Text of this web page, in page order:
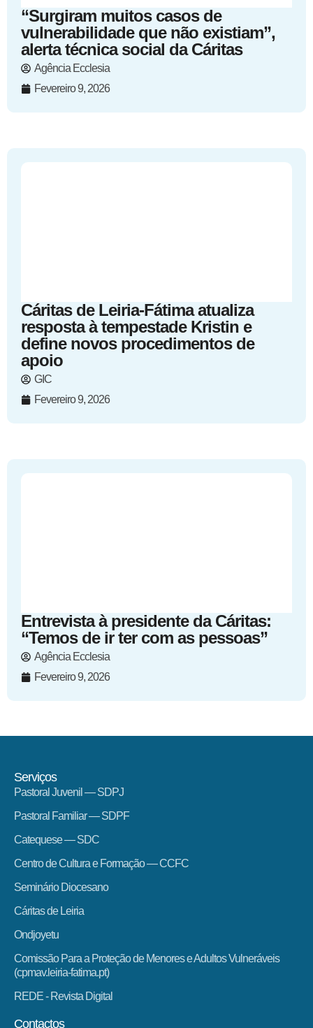
“Surgiram muitos casos de
vulnerabilidade que não existiam”,
alerta técnica social da Cáritas
Agência Ecclesia
Fevereiro 9, 2026
Cáritas de Leiria-Fátima atualiza
resposta à tempestade Kristin e
define novos procedimentos de
apoio
GIC
Fevereiro 9, 2026
Entrevista à presidente da Cáritas:
“Temos de ir ter com as pessoas”
Agência Ecclesia
Fevereiro 9, 2026
Serviços
Pastoral Juvenil — SDPJ
Pastoral Familiar — SDPF
Catequese — SDC
Centro de Cultura e Formação — CCFC
Seminário Diocesano
Cáritas de Leiria
Ondjoyetu
Comissão Para a Proteção de Menores e Adultos Vulneráveis
(cpmav.leiria-fatima.pt)
REDE - Revista Digital
Contactos